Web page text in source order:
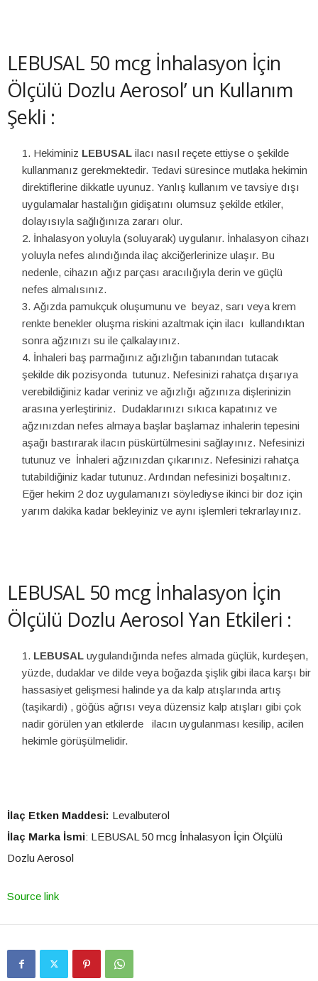
LEBUSAL 50 mcg İnhalasyon İçin
Ölçülü Dozlu Aerosol’ un Kullanım
Şekli :
Hekiminiz LEBUSAL ilacı nasıl reçete ettiyse o şekilde
kullanmanız gerekmektedir. Tedavi süresince mutlaka hekimin
direktiflerine dikkatle uyunuz. Yanlış kullanım ve tavsiye dışı
uygulamalar hastalığın gidişatını olumsuz şekilde etkiler,
dolayısıyla sağlığınıza zararı olur.
İnhalasyon yoluyla (soluyarak) uygulanır. İnhalasyon cihazı
yoluyla nefes alındığında ilaç akciğerlerinize ulaşır. Bu
nedenle, cihazın ağız parçası aracılığıyla derin ve güçlü
nefes almalısınız.
Ağızda pamukçuk oluşumunu ve beyaz, sarı veya krem
renkte benekler oluşma riskini azaltmak için ilacı kullandıktan
sonra ağzınızı su ile çalkalayınız.
İnhaleri baş parmağınız ağızlığın tabanından tutacak
şekilde dik pozisyonda tutunuz. Nefesinizi rahatça dışarıya
verebildiğiniz kadar veriniz ve ağızlığı ağzınıza dişlerinizin
arasına yerleştiriniz. Dudaklarınızı sıkıca kapatınız ve
ağzınızdan nefes almaya başlar başlamaz inhalerin tepesini
aşağı bastırarak ilacın püskürtülmesini sağlayınız. Nefesinizi
tutunuz ve İnhaleri ağzınızdan çıkarınız. Nefesinizi rahatça
tutabildiğiniz kadar tutunuz. Ardından nefesinizi boşaltınız.
Eğer hekim 2 doz uygulamanızı söylediyse ikinci bir doz için
yarım dakika kadar bekleyiniz ve aynı işlemleri tekrarlayınız.
LEBUSAL 50 mcg İnhalasyon İçin
Ölçülü Dozlu Aerosol Yan Etkileri :
LEBUSAL uygulandığında nefes almada güçlük, kurdeşen,
yüzde, dudaklar ve dilde veya boğazda şişlik gibi ilaca karşı bir
hassasiyet gelişmesi halinde ya da kalp atışlarında artış
(taşikardi) , göğüs ağrısı veya düzensiz kalp atışları gibi çok
nadir görülen yan etkilerde ilacın uygulanması kesilip, acilen
hekimle görüşülmelidir.
İlaç Etken Maddesi: Levalbuterol
İlaç Marka İsmi: LEBUSAL 50 mcg İnhalasyon İçin Ölçülü
Dozlu Aerosol
Source link